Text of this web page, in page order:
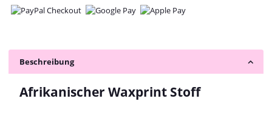
Beschreibung
Afrikanischer Waxprint Stoff